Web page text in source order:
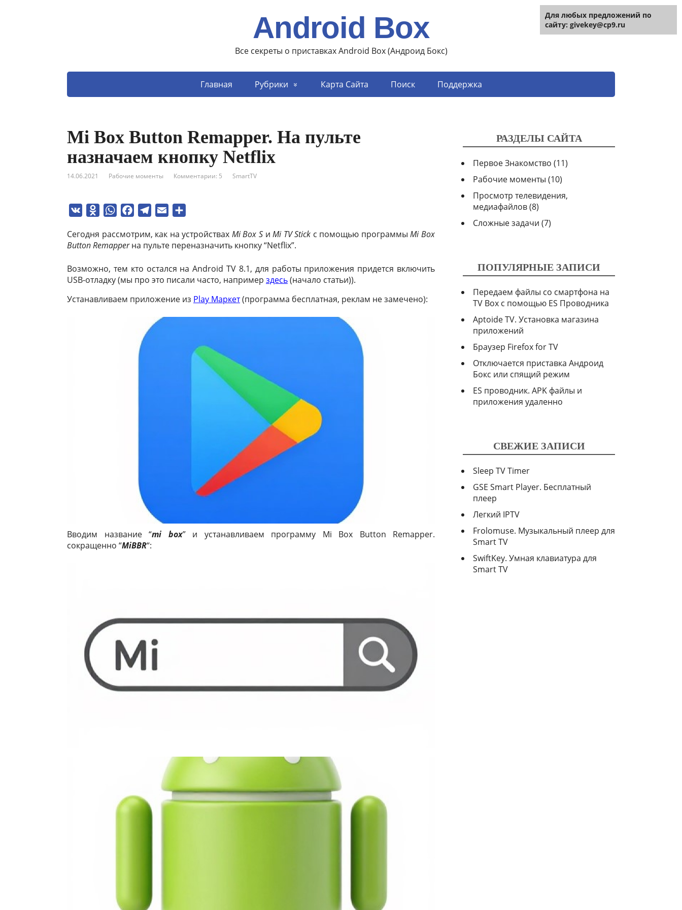
Android Box
Все секреты о приставках Android Box (Андроид Бокс)
Главная Рубрики Карта Сайта Поиск Поддержка
Mi Box Button Remapper. На пульте
назначаем кнопку Netflix
14.06.2021 Рабочие моменты Комментарии: 5 SmartTV
n
o
l
s
W
a
t
A
p
c
e
o
k
l
e
r
m
a
i
п
р
в
т
ь
Сегодня рассмотрим, как на устройствах Mi Box SиMi TV Stick с помощью программыMi Box
Button Remapperна пульте переназначить кнопку “Netflix”.
Возможно, тем кто остался на Android TV 8.1, для работы приложения придется включить
USB-отладку (мы про это писали часто, например здесь(начало статьи)).
Устанавливаем приложение из Play Маркет(программа бесплатная, реклам не замечено):
Вводим название “mi box” и устанавливаем программу Mi Box Button Remapper.
сокращенно “MiBBR“:
РАЗДЕЛЫ САЙТА
Первое Знакомство (11)
Рабочие моменты (10)
Просмотр телевидения,
медиафайлов(8)
Сложные задачи (7)
ПОПУЛЯРНЫЕ ЗАПИСИ
Передаем файлы со смартфона на
TV Box с помощью ES Проводника
Aptoide TV. Установка магазина
приложений
Браузер Firefox for TV
Отключается приставка Андроид
Бокс или спящий режим
ES проводник. APK файлы и
приложения удаленно
СВЕЖИЕ ЗАПИСИ
Sleep TV Timer
GSE Smart Player. Бесплатный
плеер
Легкий IPTV
Frolomuse. Музыкальный плеер для
Smart TV
SwiftKey. Умная клавиатура для
Smart TV
Для любых предложений по
сайту: givekey@cp9.ru
Для любых предложений по
сайту: givekey@cp9.ru